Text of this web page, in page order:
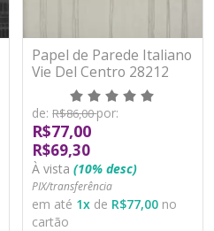
Papel de Parede Italiano
Vie Del Centro 28212
Vinílico Lavável
de: R$86,00por:
R$77,00
R$69,30
À vista (10% desc)
PIX/transferência
em até 1x de R$77,00 no
cartão